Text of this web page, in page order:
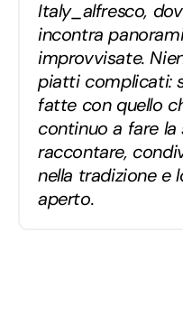
Italy_alfresco,
incontra
improvvisate.
piatti complicati:
fatte con quello
continuo a fare la
raccontare,
nella tradizione e
aperto.